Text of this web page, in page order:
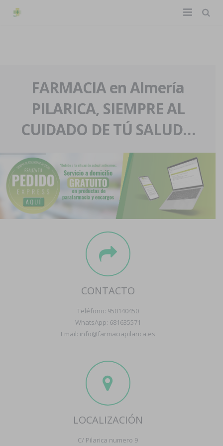
La farmacia
Nuestra historia
Nuestro equipo
Eventos
Servicios y reservas
Pedidos express
Blog
Contacto
Boletín
FARMACIA en Almería
PILARICA, SIEMPRE AL
CUIDADO DE TÚ SALUD…
CONTACTO
Teléfono: 950140450
WhatsApp: 681635571
Email: info@farmaciapilarica.es
LOCALIZACIÓN
C/ Pilarica numero 9